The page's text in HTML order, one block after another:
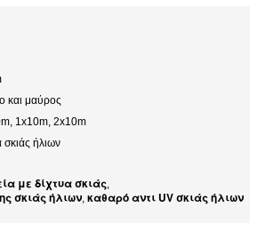
και μαύρος
1x10m, 2x10m
σκιάς ήλιων
με δίχτυα σκιάς,
σκιάς ήλιων, καθαρό αντι UV σκιάς ήλιων